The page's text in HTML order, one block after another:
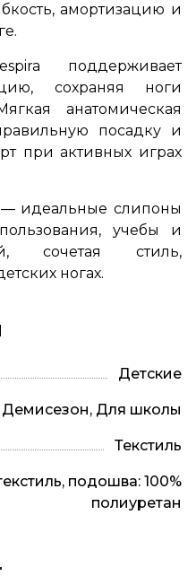
амортизацию и
поддерживает
сохраняя ноги
анатомическая
посадку и
при активных играх
— идеальные слипоны
учебы и
сочетая стиль,
ногах.
Детские
Демисезон, Для школы
Текстиль
подошва: 100%
полиуретан